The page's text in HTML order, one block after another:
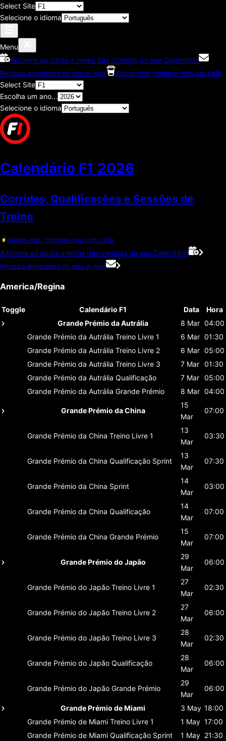
Select Site
Selecione o idioma
Menu
Adicione as datas e horas das corridas ao seu Calendário
Receba lembretes no seu e-mail
Ajude-nos, compre-nos um café
Select Site
Escolha um ano...
Selecione o idioma
Calendário F1 2026
Corridas, Qualificações e Sessões de
Treino
Ajude-nos, compre-nos um café
Adicione as datas e horas das corridas ao seu Calendário
Receba lembretes no seu e-mail
America/Regina
Toggle Calendário F1 Data
Hora
Grande Prémio da Autrália
8 Mar 04:00
Grande Prémio da Autrália Treino Livre 1 6 Mar 01:30
Grande Prémio da Autrália Treino Livre 2 6 Mar 05:00
Grande Prémio da Autrália Treino Livre 3 7 Mar 01:30
Grande Prémio da Autrália Qualificação 7 Mar 05:00
Grande Prémio da Autrália Grande Prémio 8 Mar 04:00
Grande Prémio da China
15
Mar
07:00
Grande Prémio da China Treino Livre 1
13
Mar
03:30
Grande Prémio da China Qualificação Sprint
13
Mar
07:30
Grande Prémio da China Sprint
14
Mar
03:00
Grande Prémio da China Qualificação
14
Mar
07:00
Grande Prémio da China Grande Prémio
15
Mar
07:00
Grande Prémio do Japão
29
Mar
06:00
Grande Prémio do Japão Treino Livre 1
27
Mar
02:30
Grande Prémio do Japão Treino Livre 2
27
Mar
06:00
Grande Prémio do Japão Treino Livre 3
28
Mar
02:30
Grande Prémio do Japão Qualificação
28
Mar
06:00
Grande Prémio do Japão Grande Prémio
29
Mar
06:00
Grande Prémio de Miami 3 May 18:00
Grande Prémio de Miami Treino Livre 1 1 May 17:00
Grande Prémio de Miami Qualificação Sprint 1 May 21:30